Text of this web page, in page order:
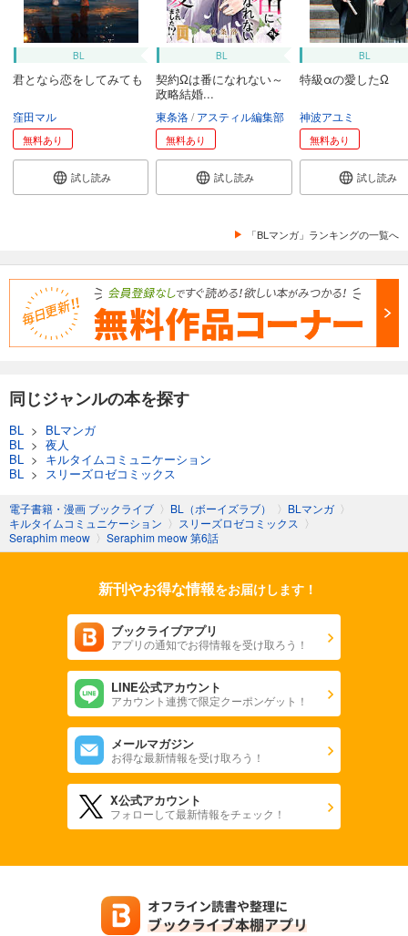
BL
君となら恋をしてみても
窪田マル
無料あり
試し読み
BL
契約Ωは番になれない～
政略結婚...
東条洛 アスティル編集部
無料あり
試し読み
BL
特級αの愛したΩ
神波アユミ
無料あり
試し読み
「BLマンガ」ランキングの一覧へ
同じジャンルの本を探す
BL > BLマンガ
BL > 夜人
BL > キルタイムコミュニケーション
BL > スリーズロゼコミックス
電子書籍・漫画 ブックライブ 〉 BL（ボーイズラブ） 〉 BLマンガ 〉
キルタイムコミュニケーション 〉 スリーズロゼコミックス 〉
Seraphim meow 〉 Seraphim meow 第6話
新刊やお得な情報をお届けします！
ブックライブアプリ
アプリの通知でお得情報を受け取ろう！
LINE公式アカウント
アカウント連携で限定クーポンゲット！
メールマガジン
お得な最新情報を受け取ろう！
X公式アカウント
フォローして最新情報をチェック！